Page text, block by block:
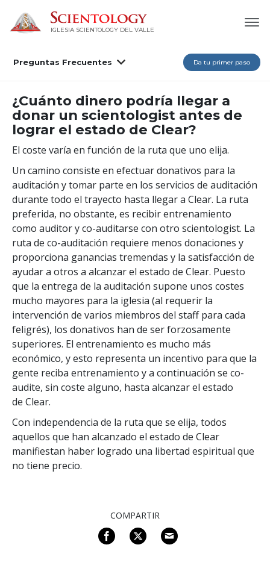
IGLESIA SCIENTOLOGY DEL VALLE
Preguntas Frecuentes Da tu primer paso
¿Cuánto dinero podría llegar a
donar un scientologist antes de
lograr el estado de Clear?
El coste varía en función de la ruta que uno elija.
Un camino consiste en efectuar donativos para la
auditación y tomar parte en los servicios de auditación
durante todo el trayecto hasta llegar a Clear. La ruta
preferida, no obstante, es recibir entrenamiento
como auditor y co-auditarse con otro scientologist. La
ruta de co-auditación requiere menos donaciones y
proporciona ganancias tremendas y la satisfacción de
ayudar a otros a alcanzar el estado de Clear. Puesto
que la entrega de la auditación supone unos costes
mucho mayores para la iglesia (al requerir la
intervención de varios miembros del staff para cada
feligrés), los donativos han de ser forzosamente
superiores. El entrenamiento es mucho más
económico, y esto representa un incentivo para que la
gente reciba entrenamiento y a continuación se co-
audite, sin coste alguno, hasta alcanzar el estado
de Clear.
Con independencia de la ruta que se elija, todos
aquellos que han alcanzado el estado de Clear
manifiestan haber logrado una libertad espiritual que
no tiene precio.
COMPARTIR